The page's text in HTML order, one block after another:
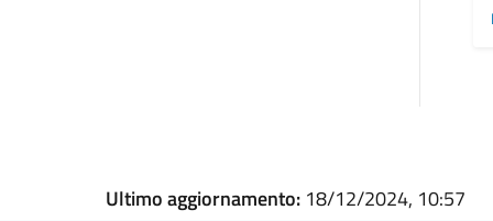
Ultimo aggiornamento: 18/12/2024, 10:57